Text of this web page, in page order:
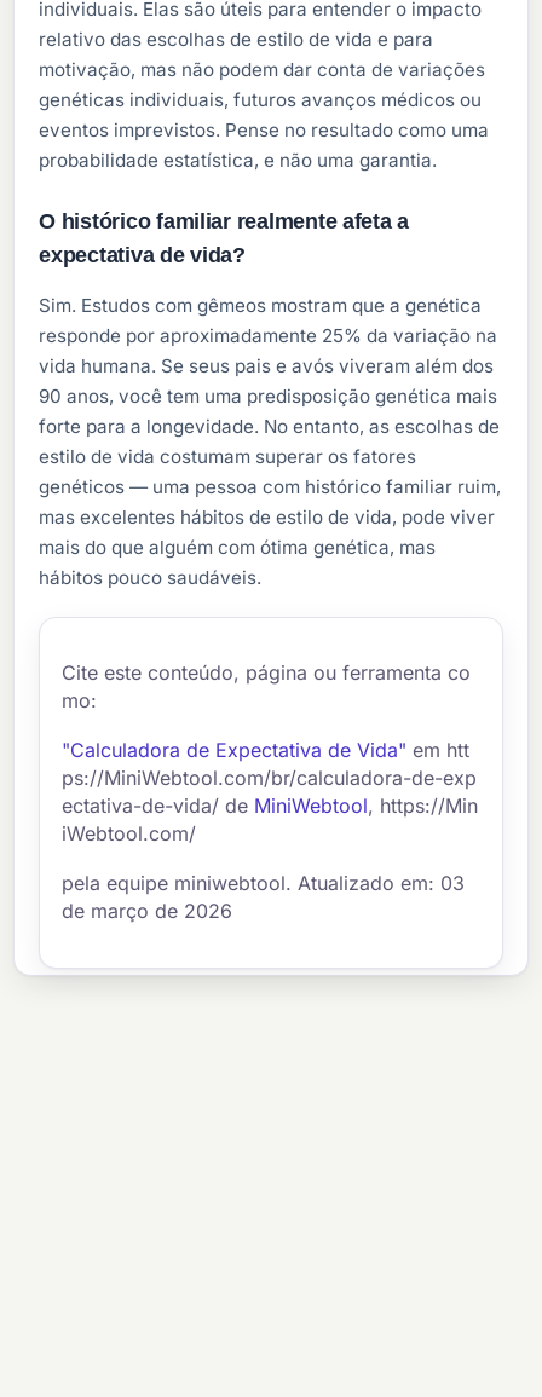
individuais. Elas são úteis para entender o impacto
relativo das escolhas de estilo de vida e para
motivação, mas não podem dar conta de variações
genéticas individuais, futuros avanços médicos ou
eventos imprevistos. Pense no resultado como uma
probabilidade estatística, e não uma garantia.
O histórico familiar realmente afeta a
expectativa de vida?
Sim. Estudos com gêmeos mostram que a genética
responde por aproximadamente 25% da variação na
vida humana. Se seus pais e avós viveram além dos
90 anos, você tem uma predisposição genética mais
forte para a longevidade. No entanto, as escolhas de
estilo de vida costumam superar os fatores
genéticos — uma pessoa com histórico familiar ruim,
mas excelentes hábitos de estilo de vida, pode viver
mais do que alguém com ótima genética, mas
hábitos pouco saudáveis.
Cite este conteúdo, página ou ferramenta co
mo:
"Calculadora de Expectativa de Vida" em htt
ps://MiniWebtool.com/br/calculadora-de-exp
ectativa-de-vida/ de MiniWebtool, https://Min
iWebtool.com/
pela equipe miniwebtool. Atualizado em: 03
de março de 2026